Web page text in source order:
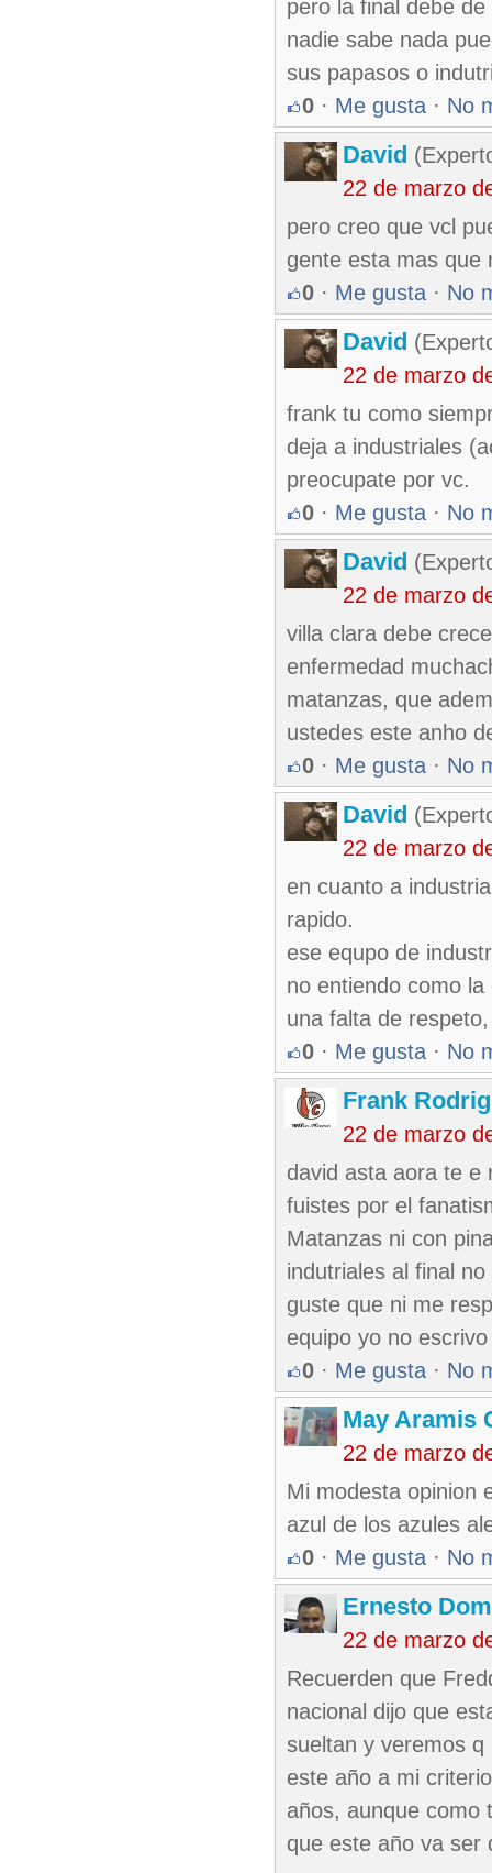
pero la final debe
nadie sabe nada
sus papasos o
0 · Me gusta · No
David
22 de marzo
pero creo que vcl
gente esta mas que
0 · Me gusta · No
David
22 de marzo
frank tu como
deja a industriales
preocupate por vc.
0 · Me gusta · No
David
22 de marzo
villa clara debe
enfermedad
matanzas, que
ustedes este anho
0 · Me gusta · No
David
22 de marzo
en cuanto a
rapido.
ese equpo de
no entiendo como
una falta de
0 · Me gusta · No
Frank
22 de marzo
david asta aora te e
fuistes por el
Matanzas ni con
indutriales al final
guste que ni me
equipo yo no
0 · Me gusta · No
May Aramis
22 de marzo
Mi modesta opinion
azul de los azules
0 · Me gusta · No
Ernesto
22 de marzo
Recuerden que
nacional dijo que
sueltan y veremos
este año a mi
años, aunque como
que este año va ser